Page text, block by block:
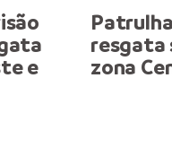
e
resgata
zona